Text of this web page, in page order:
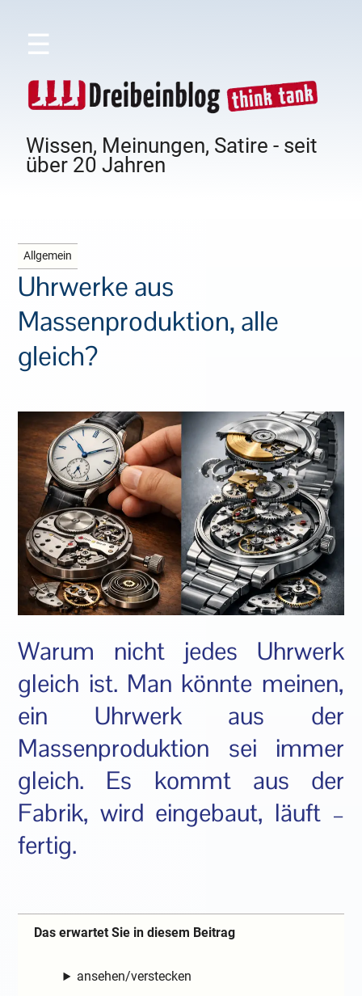
☰
Wissen, Meinungen, Satire - seit
über 20 Jahren
Allgemein
Uhrwerke aus
Massenproduktion, alle
gleich?
Warum nicht jedes Uhrwerk
gleich ist. Man könnte meinen,
ein Uhrwerk aus der
Massenproduktion sei immer
gleich. Es kommt aus der
Fabrik, wird eingebaut, läuft –
fertig.
Das erwartet Sie in diesem Beitrag
ansehen/verstecken